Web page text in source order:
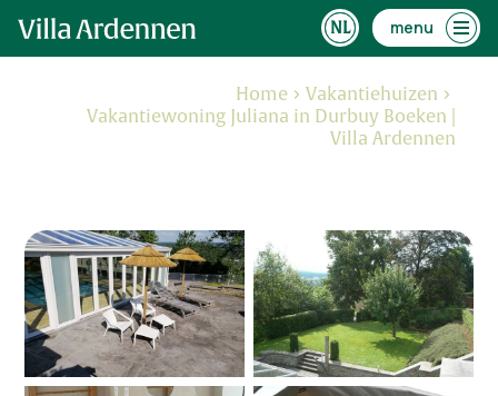
menu
Home
Vakantiehuizen
Vakantiewoning Juliana in Durbuy Boeken |
Villa Ardennen